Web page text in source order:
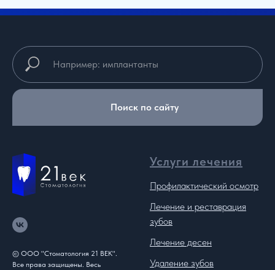
Поиск по сайту
© ООО "Стоматология 21 ВЕК".
Все права защищены. Весь
Услуги лечения
Профилактический осмотр
Лечение и реставрация
зубов
Лечение десен
Удаление зубов